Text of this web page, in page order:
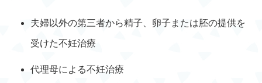
夫婦以外の第三者から精子、卵子または胚の提供を
受けた不妊治療
代理母による不妊治療